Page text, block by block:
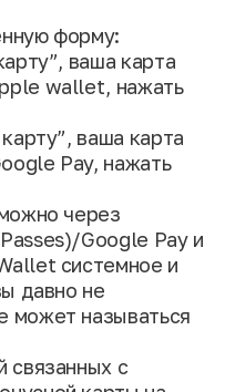
форму:
ваша карта
wallet, нажать
ваша карта
Pay, нажать
через
Google Pay и
системное и
давно не
может называться
связанных с